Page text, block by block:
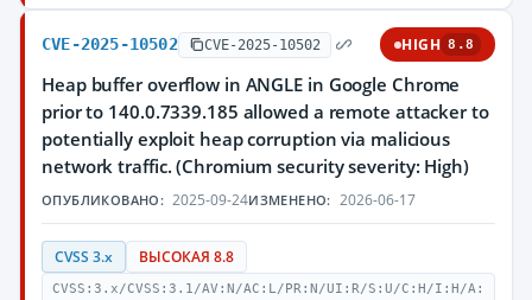
CVE-2025-10502 CVE-2025-10502 HIGH 8.8
Heap buffer overflow in ANGLE in Google Chrome
prior to 140.0.7339.185 allowed a remote attacker to
potentially exploit heap corruption via malicious
network traffic. (Chromium security severity: High)
ОПУБЛИКОВАНО: 2025-09-24ИЗМЕНЕНО: 2026-06-17
CVSS 3.x ВЫСОКАЯ 8.8
CVSS:3.x/CVSS:3.1/AV:N/AC:L/PR:N/UI:R/S:U/C:H/I:H/A: